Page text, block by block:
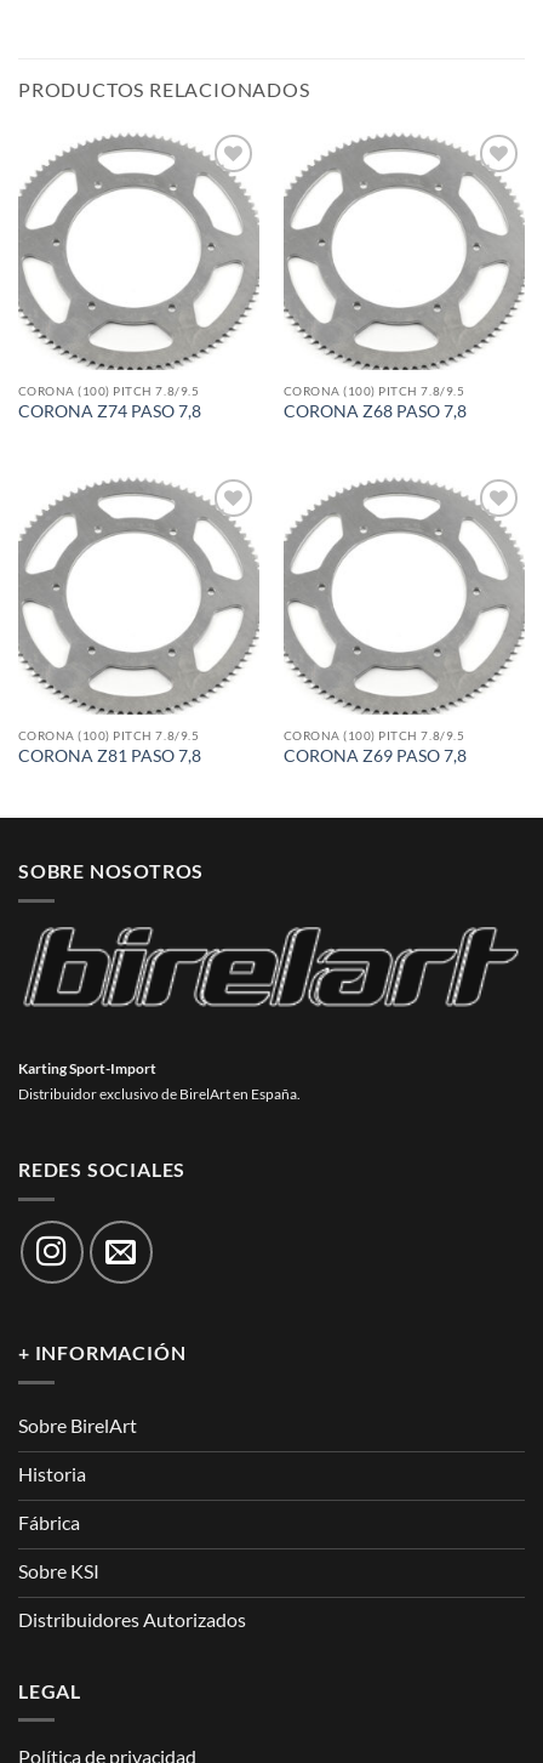
PRODUCTOS RELACIONADOS
Add to
wishlist
CORONA (100) PITCH 7.8/9.5
CORONA Z74 PASO 7,8
Add to
wishlist
CORONA (100) PITCH 7.8/9.5
CORONA Z68 PASO 7,8
Add to
wishlist
CORONA (100) PITCH 7.8/9.5
CORONA Z81 PASO 7,8
Add to
wishlist
CORONA (100) PITCH 7.8/9.5
CORONA Z69 PASO 7,8
SOBRE NOSOTROS
Karting Sport-Import
Distribuidor exclusivo de BirelArt en España.
REDES SOCIALES
+ INFORMACIÓN
Sobre BirelArt
Historia
Fábrica
Sobre KSI
Distribuidores Autorizados
LEGAL
Política de privacidad